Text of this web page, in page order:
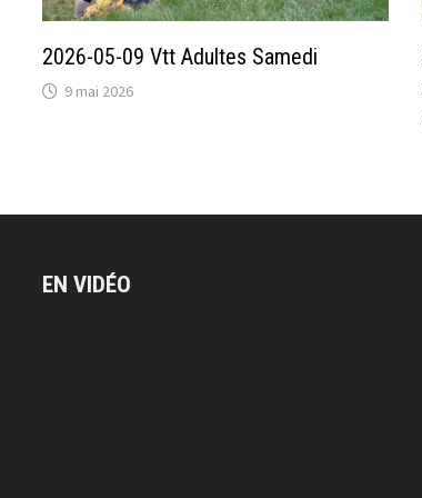
2026-05-09 Vtt Adultes Samedi
9 mai 2026
EN VIDÉO